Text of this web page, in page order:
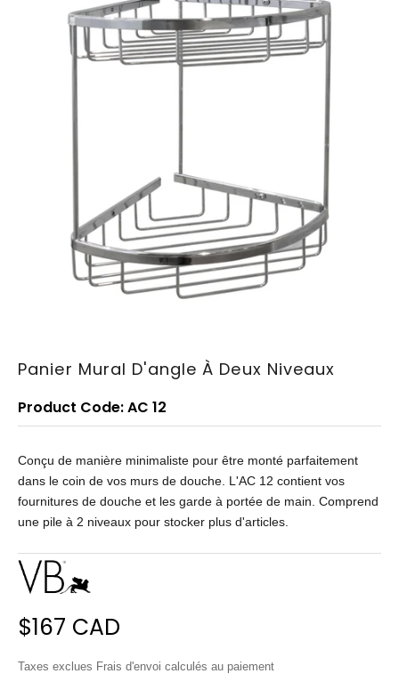
Panier Mural D'angle À Deux Niveaux
Product Code: AC 12
Conçu de manière minimaliste pour être monté parfaitement
dans le coin de vos murs de douche. L'AC 12 contient vos
fournitures de douche et les garde à portée de main. Comprend
une pile à 2 niveaux pour stocker plus d'articles.
Prix de vente
$167 CAD
Taxes exclues Frais d'envoi calculés au paiement